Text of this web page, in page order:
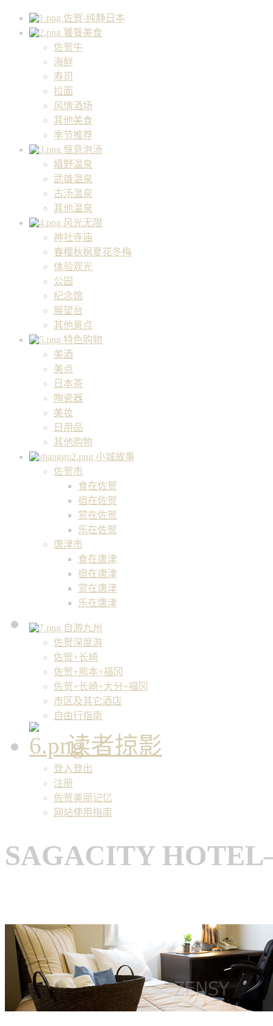
佐贺-纯静日本
饕餮美食
佐贺牛
海鲜
寿司
拉面
风情酒场
其他美食
季节推荐
惬意泡汤
嬉野温泉
武雄温泉
古汤温泉
其他温泉
风光无限
神社寺庙
春樱秋枫夏花冬梅
体验观光
公园
纪念馆
展望台
其他景点
特色购物
美酒
美点
日本茶
陶瓷器
美妆
日用品
其他购物
小城故事
佐贺市
食在佐贺
宿在佐贺
赏在佐贺
乐在佐贺
唐津市
食在唐津
宿在唐津
赏在唐津
乐在唐津
自游九州
佐贺深度游
佐贺+长崎
佐贺+熊本+福冈
佐贺+长崎+大分+福冈
市区及其它酒店
自由行指南
读者掠影
登入登出
注册
佐贺美丽记忆
网站使用指南
SAGACITY